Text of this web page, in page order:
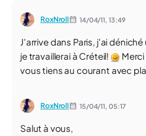
RoxNroll 14/04/11, 13:49
J'arrive dans Paris, j'ai
je travaillerai à Créteil!
vous tiens au courant avec
RoxNroll 15/04/11, 05:17
Salut à vous,